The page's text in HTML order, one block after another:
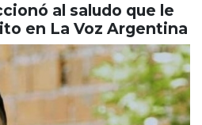
al saludo que le
en La Voz Argentina